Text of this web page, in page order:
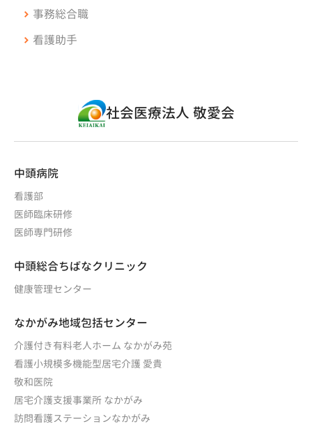
事務総合職
看護助手
社会医療法人 敬愛会
中頭病院
看護部
医師臨床研修
医師専門研修
中頭総合ちばなクリニック
健康管理センター
なかがみ地域包括センター
介護付き有料老人ホーム なかがみ苑
看護小規模多機能型居宅介護 愛貴
敬和医院
居宅介護支援事業所 なかがみ
訪問看護ステーションなかがみ